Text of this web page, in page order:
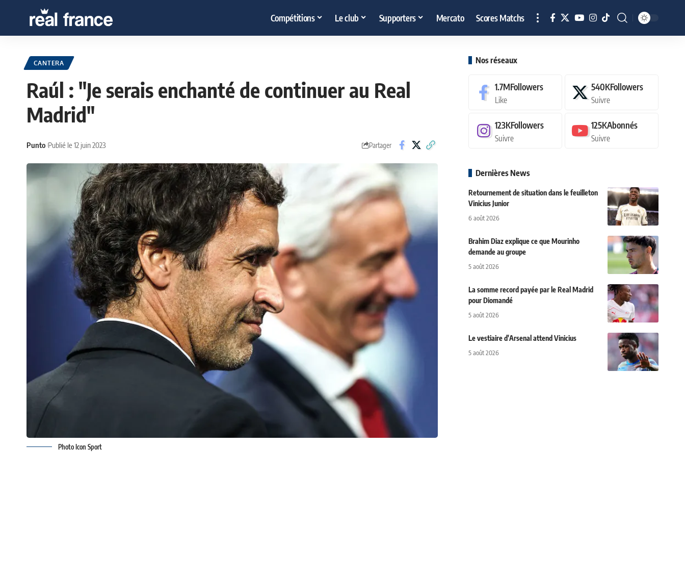
Compétitions Le club Supporters Mercato Scores Matchs
CANTERA
Raúl : "Je serais enchanté de continuer au Real
Madrid"
Punto Publié le 12 juin 2023 Partager
Photo Icon Sport
Nos réseaux
1.7MFollowers
Like
540KFollowers
Suivre
123KFollowers
Suivre
125KAbonnés
Suivre
Dernières News
Retournement de situation dans le feuilleton
Vinicius Junior
6 août 2026
Brahim Diaz explique ce que Mourinho
demande au groupe
5 août 2026
La somme record payée par le Real Madrid
pour Diomandé
5 août 2026
Le vestiaire d'Arsenal attend Vinicius
5 août 2026